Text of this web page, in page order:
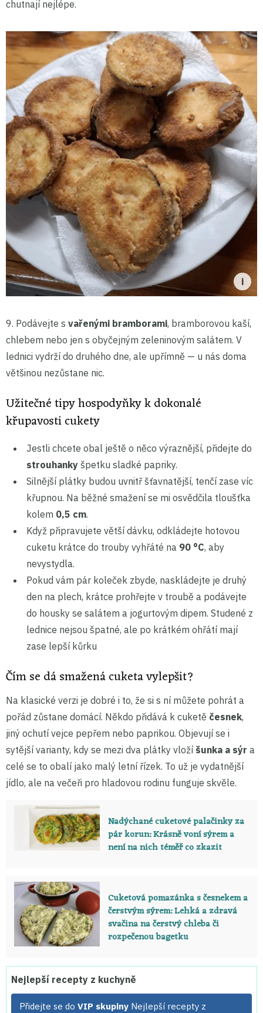
chutnají nejlépe.
9. Podávejte s vařenými bramborami, bramborovou kaší,
chlebem nebo jen s obyčejným zeleninovým salátem. V
lednici vydrží do druhého dne, ale upřímně — u nás doma
většinou nezůstane nic.
Užitečné tipy hospodyňky k dokonalé
křupavosti cukety
Jestli chcete obal ještě o něco výraznější, přidejte do
strouhanky špetku sladké papriky.
Silnější plátky budou uvnitř šťavnatější, tenčí zase víc
křupnou. Na běžné smažení se mi osvědčila tloušťka
kolem 0,5 cm.
Když připravujete větší dávku, odkládejte hotovou
cuketu krátce do trouby vyhřáté na 90 °C, aby
nevystydla.
Pokud vám pár koleček zbyde, naskládejte je druhý
den na plech, krátce prohřejte v troubě a podávejte
do housky se salátem a jogurtovým dipem. Studené z
lednice nejsou špatné, ale po krátkém ohřátí mají
zase lepší kůrku
Čím se dá smažená cuketa vylepšit?
Na klasické verzi je dobré i to, že si s ní můžete pohrát a
pořád zůstane domácí. Někdo přidává k cuketě česnek,
jiný ochutí vejce pepřem nebo paprikou. Objevují se i
sytější varianty, kdy se mezi dva plátky vloží šunka a sýr a
celé se to obalí jako malý letní řízek. To už je vydatnější
jídlo, ale na večeři pro hladovou rodinu funguje skvěle.
Nadýchané cuketové palačinky za
pár korun: Krásně voní sýrem a
není na nich téměř co zkazit
Cuketová pomazánka s česnekem a
čerstvým sýrem: Lehká a zdravá
svačina na čerstvý chleba či
rozpečenou bagetku
Nejlepší recepty z kuchyně
Přidejte se do VIP skupiny Nejlepší recepty z